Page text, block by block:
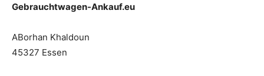
Gebrauchtwagen-Ankauf.eu
ABorhan Khaldoun
45327 Essen